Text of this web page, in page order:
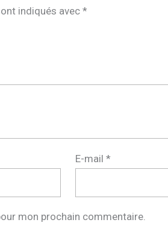
indiqués avec*
E-mail*
mon prochain commentaire.